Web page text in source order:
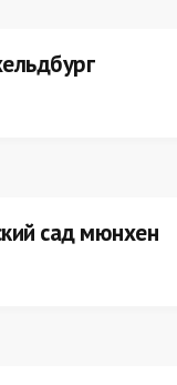
сад мюнхен